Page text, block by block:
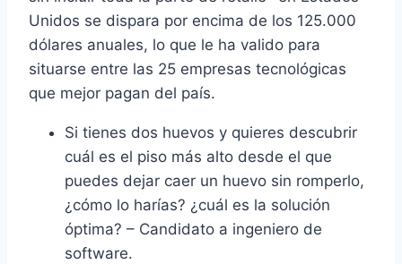
Unidos se dispara por encima de los 125.000
dólares anuales, lo que le ha valido para
situarse entre las 25 empresas tecnológicas
que mejor pagan del país.
Si tienes dos huevos y quieres descubrir
cuál es el piso más alto desde el que
puedes dejar caer un huevo sin romperlo,
¿cómo lo harías? ¿cuál es la solución
óptima? – Candidato a ingeniero de
software.